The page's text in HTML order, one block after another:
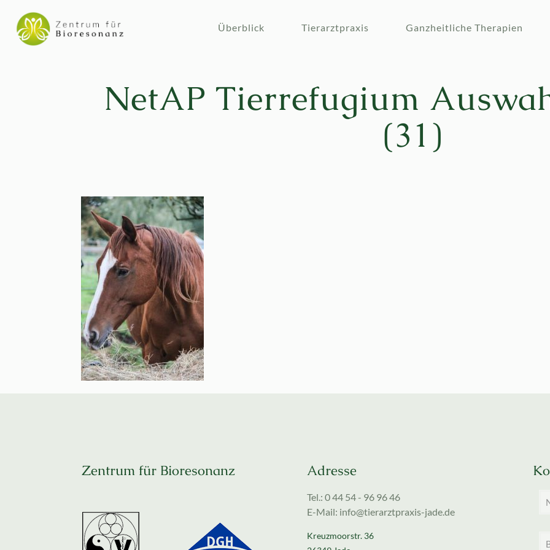
Überblick Tierarztpraxis Ganzheitliche Therapien
NetAP Tierrefugium
(31)
Zentrum für Bioresonanz Adresse
Tel.: 0 44 54 - 96 96 46
E-Mail: info@tierarztpraxis-jade.de
Kreuzmoorstr. 36